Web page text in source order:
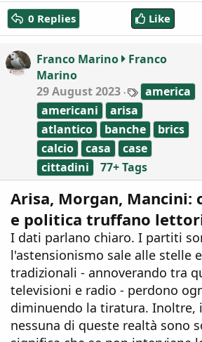
c
t
i
n
s
:
0 Replies Like
Franco Marino
Franco
Marino
29 August 2023
T
a
s
america
americani
arisa
atlantico
banche
brics
calcio
casa
case
cittadini
77+ Tags
Arisa, Morgan, Mancini:
e politica truffano
I dati parlano chiaro. I partiti
l'astensionismo sale alle stelle
tradizionali - annoverando tra
televisioni e radio - perdono
diminuendo la tiratura. Inoltre,
nessuna di queste realtà sono